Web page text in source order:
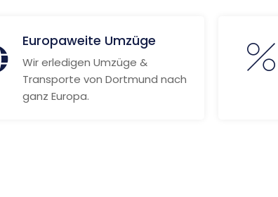
Europaweite Umzüge
Wir erledigen Umzüge &
Transporte von Dortmund nach
ganz Europa.